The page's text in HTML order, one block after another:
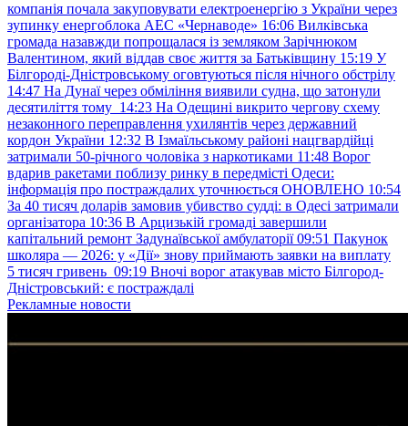
компанія почала закуповувати електроенергію з України через
зупинку енергоблока АЕС «Чернаводе» 16:06 Вилківська
громада назавжди попрощалася із земляком Зарічнюком
Валентином, який віддав своє життя за Батьківщину 15:19 У
Білгороді-Дністровському оговтуються після нічного обстрілу
14:47 На Дунаї через обміління виявили судна, що затонули
десятиліття тому 14:23 На Одещині викрито чергову схему
незаконного переправлення ухилянтів через державний
кордон України 12:32 В Ізмаїльському районі нацгвардійці
затримали 50-річного чоловіка з наркотиками 11:48 Ворог
вдарив ракетами поблизу ринку в передмісті Одеси:
інформація про постраждалих уточнюється ОНОВЛЕНО 10:54
За 40 тисяч доларів замовив убивство судді: в Одесі затримали
організатора 10:36 В Арцизькій громаді завершили
капітальний ремонт Задунаївської амбулаторії 09:51 Пакунок
школяра — 2026: у «Дії» знову приймають заявки на виплату
5 тисяч гривень 09:19 Вночі ворог атакував місто Білгород-
Дністровський: є постраждалі
Рекламные новости